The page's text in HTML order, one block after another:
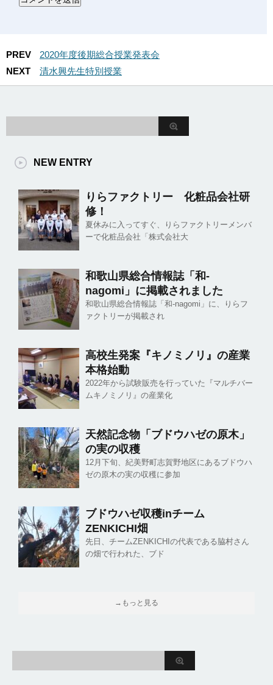
PREV
2020年度後期総合授業発表会
NEXT
清水興先生特別授業
NEW ENTRY
りらファクトリー 化粧品会社研
修！
夏休みに入ってすぐ、りらファクトリーメンバ
ーで化粧品会社「株式会社大
和歌山県総合情報誌「和-
nagomi」に掲載されました
和歌山県総合情報誌「和-nagomi」に、りらフ
ァクトリーが掲載され
高校生発案『キノミノリ』の産業
本格始動
2022年から試験販売を行っていた『マルチバー
ムキノミノリ』の産業化
天然記念物「ブドウハゼの原木」
の実の収穫
12月下旬、紀美野町志賀野地区にあるブドウハ
ゼの原木の実の収穫に参加
ブドウハゼ収穫inチーム
ZENKICHI畑
先日、チームZENKICHIの代表である脇村さん
の畑で行われた、ブド
→もっと見る